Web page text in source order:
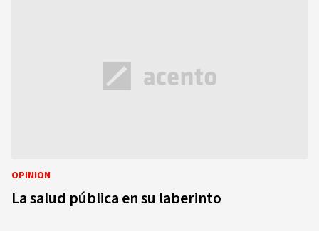
OPINIÓN
La salud pública en su laberinto